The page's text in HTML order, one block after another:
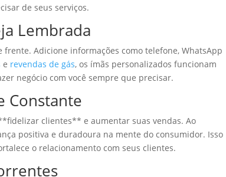
de seus serviços.
Lembrada
Adicione informações como telefone, WhatsApp
e revendas de gás, os ímãs personalizados funcionam
negócio com você sempre que precisar.
Constante
clientes** e aumentar suas vendas. Ao
positiva e duradoura na mente do consumidor. Isso
o relacionamento com seus clientes.